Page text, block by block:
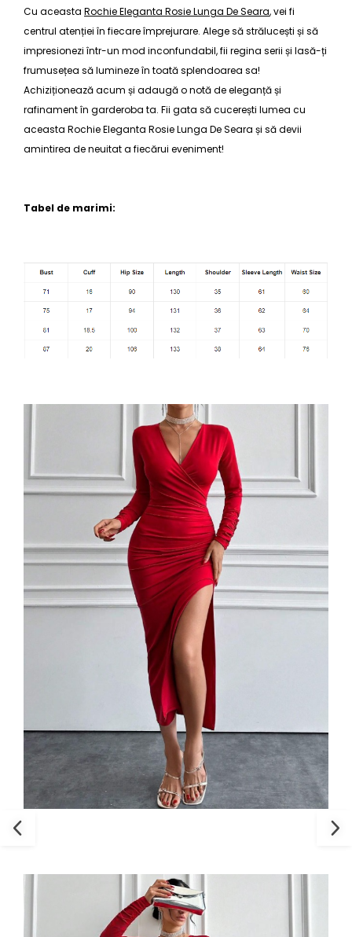
Cu aceasta Rochie Eleganta Rosie Lunga De Seara, vei fi
centrul atenției în fiecare împrejurare. Alege să strălucești și să
impresionezi într-un mod inconfundabil, fii regina serii și lasă-ți
frumusețea să lumineze în toată splendoarea sa!
Achiziționează acum și adaugă o notă de eleganță și
rafinament în garderoba ta. Fii gata să cucerești lumea cu
aceasta Rochie Eleganta Rosie Lunga De Seara și să devii
amintirea de neuitat a fiecărui eveniment!
Tabel de marimi: